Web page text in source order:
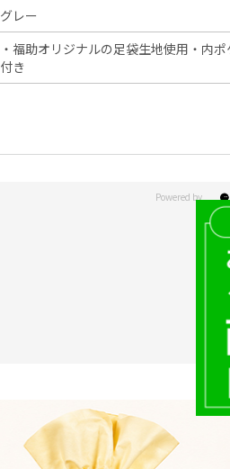
グレー
・福助オリジナルの足袋生地使用・内
付き